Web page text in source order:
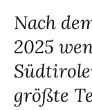
Nach
2025
größte